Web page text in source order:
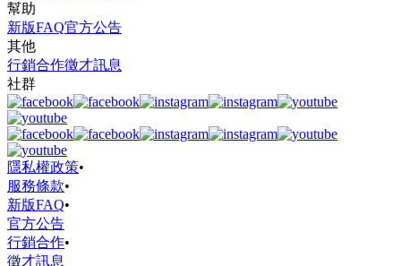
幫助
新版FAQ官方公告
其他
行銷合作徵才訊息
社群
隱私權政策•
服務條款•
新版FAQ•
官方公告
行銷合作•
徵才訊息